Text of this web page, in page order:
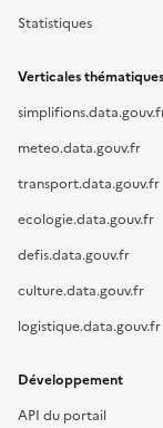
Statistiques
Verticales thématiques
meteo.data.gouv.fr
transport.data.gouv.fr
ecologie.data.gouv.fr
defis.data.gouv.fr
culture.data.gouv.fr
logistique.data.gouv.fr
Développement
API du portail